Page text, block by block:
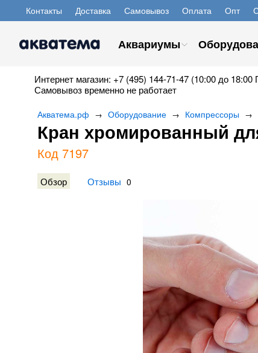
Контакты Доставка Самовывоз Оплата Опт
Аквариумы
Интернет магазин: +7 (495) 144-71-47 (10:00 до 18:00
Самовывоз временно не работает
Акватема.рф → Оборудование → Компрессоры →
Кран хромированный
Код 7197
Обзор Отзывы 0